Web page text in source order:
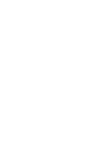
率協会ビル
部長